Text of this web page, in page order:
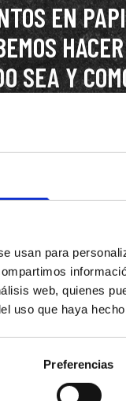
usan para
web, quienes
uso que haya
Preferencias
EN
SEA Y
QUE TE VA
TE
ESCRÍBENOS